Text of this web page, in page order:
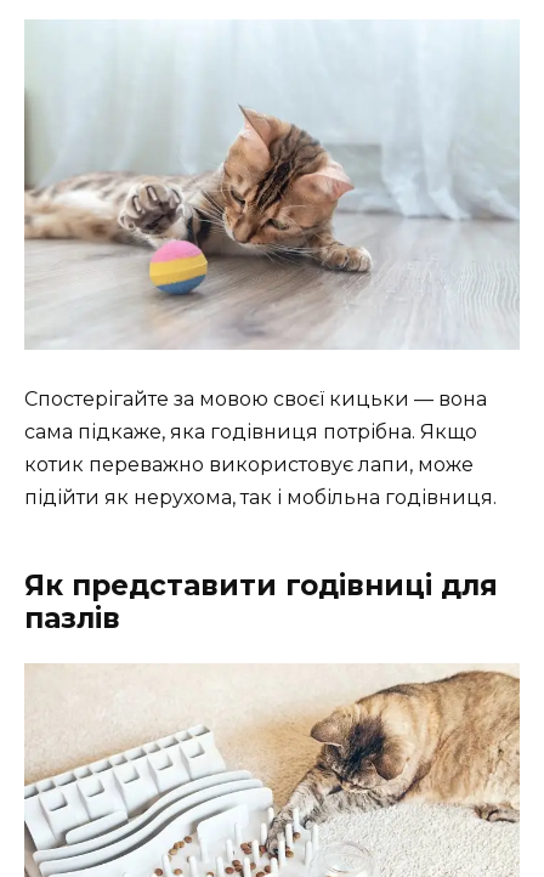
Спостерігайте за мовою своєї кицьки — вона
сама підкаже, яка годівниця потрібна. Якщо
котик переважно використовує лапи, може
підійти як нерухома, так і мобільна годівниця.
Як представити годівниці для
пазлів